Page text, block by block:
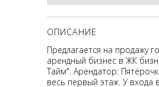
ОПИСАНИЕ
Предлагается на продажу
арендный бизнес в ЖК
Тайм". Арендатор:
весь первый этаж. У входа